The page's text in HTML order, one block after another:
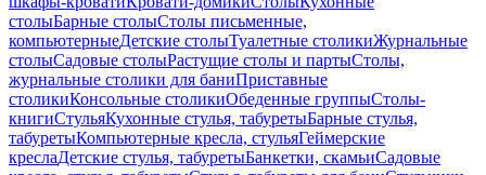
столыБарные столыСтолы письменные,
компьютерныеДетские столыТуалетные столикиЖурнальные
столыСадовые столыРастущие столы и партыСтолы,
журнальные столики для баниПриставные
столикиКонсольные столикиОбеденные группыСтолы-
книгиСтульяКухонные стулья, табуретыБарные стулья,
табуретыКомпьютерные кресла, стульяГеймерские
креслаДетские стулья, табуретыБанкетки, скамьиСадовые